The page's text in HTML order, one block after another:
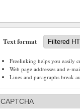
Text format
Freelinking helps you easily
Web page addresses and e-
Lines and paragraphs break
CAPTCHA